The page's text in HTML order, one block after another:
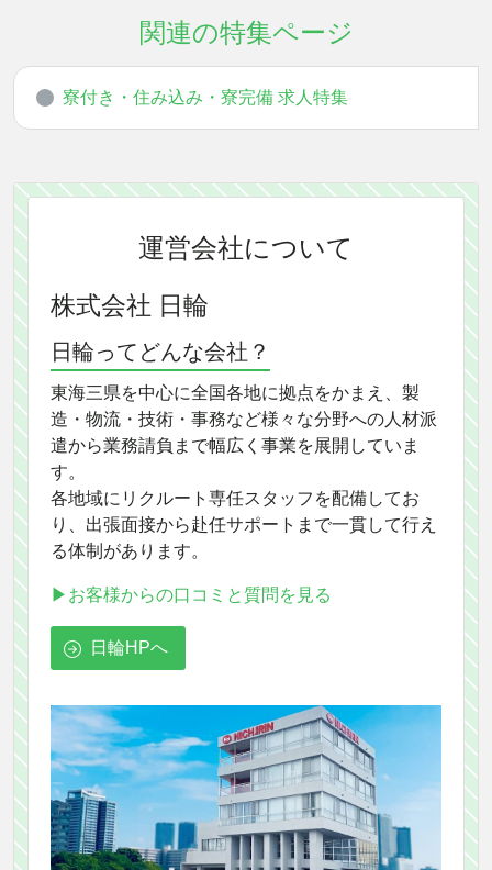
関連の特集ページ
寮付き・住み込み・寮完備 求人特集
運営会社について
株式会社 日輪
日輪ってどんな会社？
東海三県を中心に全国各地に拠点をかまえ、製
造・物流・技術・事務など様々な分野への人材派
遣から業務請負まで幅広く事業を展開していま
す。
各地域にリクルート専任スタッフを配備してお
り、出張面接から赴任サポートまで一貫して行え
る体制があります。
▶お客様からの口コミと質問を見る
日輪HPへ